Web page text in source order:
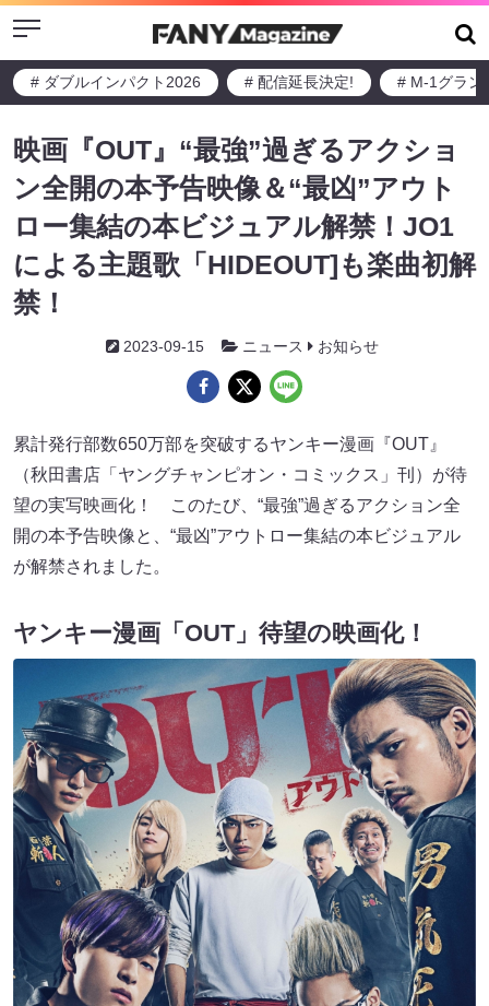
Menu
# ダブルインパクト2026 # 配信延長決定! # M-1グラン
映画『OUT』“最強”過ぎるアクショ
ン全開の本予告映像＆“最凶”アウト
ロー集結の本ビジュアル解禁！JO1
による主題歌「HIDEOUT]も楽曲初解
禁！
2023-09-15 ニュース お知らせ
累計発行部数650万部を突破するヤンキー漫画『OUT』
（秋田書店「ヤングチャンピオン・コミックス」刊）が待
望の実写映画化！ このたび、“最強”過ぎるアクション全
開の本予告映像と、“最凶”アウトロー集結の本ビジュアル
が解禁されました。
ヤンキー漫画「OUT」待望の映画化！